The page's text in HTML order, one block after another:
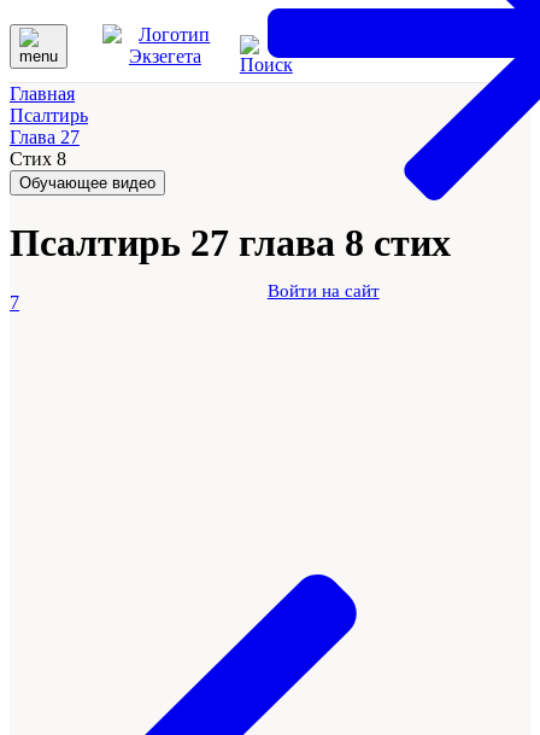
Войти на сайт
Главная
Псалтирь
Глава 27
Стих 8
Обучающее видео
Псалтирь 27 глава 8 стих
7